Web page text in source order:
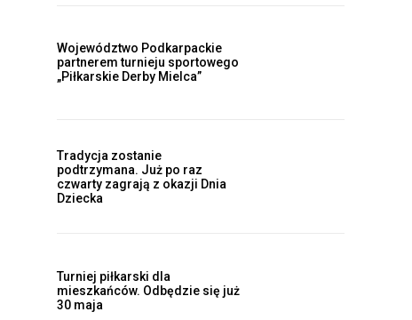
Województwo Podkarpackie
partnerem turnieju sportowego
„Piłkarskie Derby Mielca”
Tradycja zostanie
podtrzymana. Już po raz
czwarty zagrają z okazji Dnia
Dziecka
Turniej piłkarski dla
mieszkańców. Odbędzie się już
30 maja